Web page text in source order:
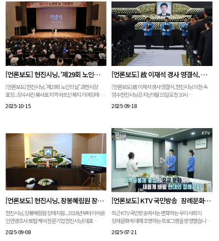
국가를 위해 헌신한 참전유공자들의 희생과 공헌을
기리고감사의 마음을 전하기 위해
마련됐으며, 구로거리공원 내 참전유공자 기념비
앞에서 진행됐다.행사에는 장인홍 구로구청장을
비롯해 구의회 관계자, 보훈단체 지회장, 월참회원 등
40여명이 참석했으며,참전유공자 기념비에 대한
헌화와 참배를 통해 순국선열과 호국영령의 넋을
기리는 시간을 가졌다.장인홍 구로구청장이
참전유공자 기념비에 분향하며 추모의 뜻을 전하고
있다. [사진 = 구로구청]현진시닝은 행사장 환경
조성과 추념식 진행 지원, 헌화 의전 지원 등 전반적인
현장 운영을 맡아 원활한 행사 진행을 도왔다.특히
시간을 가질 수 있도록 세심한 의전 서비스를
참전유공자들의숭고한 희생을 기리기 위해 2018년
건립된 시설로, 4,321명의 이름이 새겨져
있다. 현진시닝은 지난해에 이어 올해도 구로구
호국보훈의 달 추념식에 참여하며 국가유공자 예우와
보훈문화 확산에 힘을 보탰다.앞으로도 각종 추모·
기념행사의 안정적인 운영 지원을 통해 지역사회와
함께하는 사회적 가치 실현에 앞장설 계획이다.
농어민 문화체육센터에서 전라남도청장으로
거행됐다. 유가족과 동료 소방관, 정부 및 정치권 인사
등400여 명이 참석한 가운데, 깊은 애도 속에서
고인들의 희생을 기리는 시간이 이어졌다.이날
영결식은 묵념으로 시작해 1계급 특진 및 훈장 추서,
대통령 조전 낭독, 영결사와 추도사, 헌화와 분향
순으로 진행됐다.참석자들은 끝까지 국민의 생명을
지키고자 했던 두 소방공무원의 헌신을 기리며
고인들을 추모했다. 영결식 이후 고인들은
국립대전현충원으로 옮겨져 안장식이 엄수됐다. 동료
소방관과 관계자들은 끝까지 자리를 지키며 고인들의
마지막을 함께했다.故 박승원 소방경·故 노태영
소방교 국립대전현충원 안장식. [사진 = 현진시닝]
의전을 맡은 현진시닝은 국가적 재난과 순직 등 사회적
당시에도 합동분향소 추모 공간 운영을 맡아 왔다.
현진시닝 관계자는 "국민의 안전을 위해 헌신한
분들을 보내는 자리는 무엇보다 존중과 정성이
필요하다"며 "고인과 유가족,그리고 함께 슬픔을
나누는 모든 분들이 온전히 추모에 집중할 수 있도록
앞으로도 책임과 성심을 다하겠다"고 전했다. [출처]
26.04.21
이투뉴스 https://www.e2news.com/news/article
View.html?idxno=329674
[언론보도] 현진시닝, ‘제29회 노인의 날’ 과천시장 표창…장수사진 봉사로 지역 어르신 복지 기여
[언론보도] 현진시닝, '제29회 노인의 날' 과천시장
표장...장수사진 봉사로 지역 어르신 복지 기여장례·
과천시민회관 대극장에서 열린 ‘제29회 노인의 날
선정된 현진시닝은 매년 장수사진 촬영 봉사활동을
이어오며 지역사회 어르신들의 행복한노후를 돕는 데
앞장서 왔다. 이번 수상은 그간의 사회공헌 활동이
지역 사회에 긍정적인 영향을 미친 점을 인정받은
결과다.현진시닝은 장수사진 촬영 외에도 복지시설
장례지원 등 꾸준한 나눔 활동을 이어오며, 단순한
장례서비스를 넘어 ‘삶의 마지막순간까지 존엄을
지키는 문화’를 확산하는 사회공헌기업으로 평가받고
있다.현진시닝 관계자는 “장수사진 봉사활동은
어르신들에게는 지나온 시간을 아름답게 기록하는
순간이자, 우리에게는 세대를 잇는따뜻한
경험”이라며 “앞으로도 지역사회와 함께하는
이날 행사에서는 모범노인, 노인복지기여자,
2025-10-15
[언론보도] 故 이재석 경사 영결식, 현진시닝 의전 속 엄수
[언론보도] 故 이재석 경사 영결식, 현진시닝 의전 속
엄수현진시닝은 지난 9월 15일 오전 10시
엄수된故 이재석 경사 영결식 의전을 맡아 진행했다.
영결식장에는 침통한 분위기 속에서도 고인의 숭고한
희생을 기리려는 추모의 마음이 가득했다.이재석
경사는 인천 옹진군 영흥도 갯벌에서 조개를 채취하던
시민을 발견하고,자신의 구명조끼를 건네며 구조를
이어가다 물살에 휩쓸린 것으로 추정되고 있다.
동료들은 "해양결찰인 것에 누구보다 큰 자부심을
가진 친구였다"며 이 경사를 기렸고,참석자들은
눈시울을 붉히며 고인의 마지막 길을 함께했다. ?
의전을 담당한 현진시닝은 세월호 참사 합동분향소,
제천.밀양 화재 희생자 분향소, 전직 대통령 국가장
등굵직한 국가적 의전을 수행해온 경험을 지닌
기업이다.이러한 전문성과 노하우를 바탕으로,
준비해유가족과 참석자들이 고인을 존엄하게 기릴 수
2025-09-18
[언론보도] 현진시닝, 장봉혜림원 장례지원…2018년부터 이어온 인연
현진시닝, 장봉혜림원 장례지원... 2018년부터 이어온
인연경조사 토털 케어 전문기업 현진시닝(대표
박상우)은 지난 9월 2일,인천 옹진군 장봉도에 위치한
장봉도 혜림원 생활인의 장례 절차를 지원했다고
2025-09-08
[언론보도] KTV 국민방송_장례문화의 변화, 현진시닝이 함께합니다.
최근 KTV 국민방송에서는 변화하는 우리 사회의
장례문화에 대해 조명하는 프로그램을 방영했습니다.
이 방송에서는 전통적인 장례 방식에서 벗어나간소화
·디지털화·개인화 된 장례문화로 변화하는 흐름이
2025-07-21